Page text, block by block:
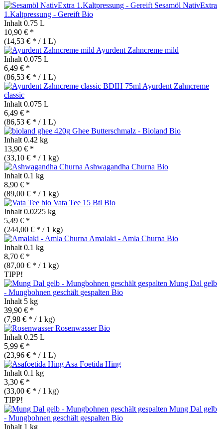
Sesamöl NativExtra
1.Kaltpressung - Gereift Bio
Inhalt 0.75 L
10,90 € *
(14,53 € * / 1 L)
Ayurdent Zahncreme mild
Inhalt 0.075 L
6,49 € *
(86,53 € * / 1 L)
Ayurdent Zahncreme
classic
Inhalt 0.075 L
6,49 € *
(86,53 € * / 1 L)
Ghee Butterschmalz - Bioland Bio
Inhalt 0.42 kg
13,90 € *
(33,10 € * / 1 kg)
Ashwagandha Churna Bio
Inhalt 0.1 kg
8,90 € *
(89,00 € * / 1 kg)
Vata Tee 15 Btl Bio
Inhalt 0.0225 kg
5,49 € *
(244,00 € * / 1 kg)
Amalaki - Amla Churna Bio
Inhalt 0.1 kg
8,70 € *
(87,00 € * / 1 kg)
TIPP!
Mung Dal gelb
- Mungbohnen geschält gespalten Bio
Inhalt 5 kg
39,90 € *
(7,98 € * / 1 kg)
RosenwasserBio
Inhalt 0.25 L
5,99 € *
(23,96 € * / 1 L)
Asa Foetida Hing
Inhalt 0.1 kg
3,30 € *
(33,00 € * / 1 kg)
TIPP!
Mung Dal gelb
- Mungbohnen geschält gespalten Bio
Inhalt 1 kg